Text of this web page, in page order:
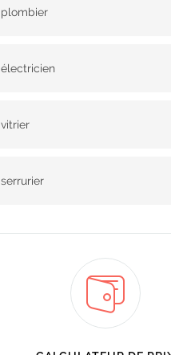
plombier
électricien
vitrier
serrurier